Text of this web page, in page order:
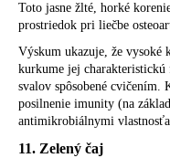
Toto jasne žlté, horké
prostriedok pri liečbe
Výskum ukazuje, že vysoké
kurkume jej
svalov spôsobené
posilnenie imunity (na
antimikrobiálnymi
11. Zelený čaj